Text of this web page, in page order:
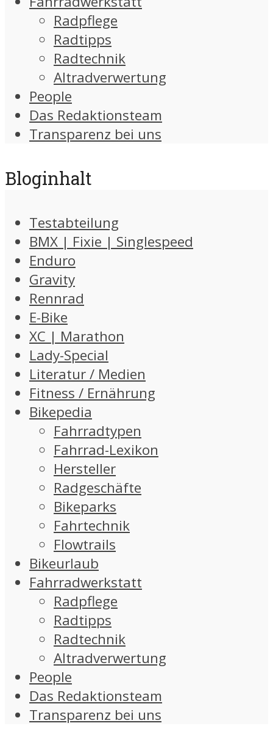
Radpflege
Radtipps
Radtechnik
Altradverwertung
People
Das Redaktionsteam
Transparenz bei uns
Bloginhalt
Testabteilung
BMX | Fixie | Singlespeed
Enduro
Gravity
Rennrad
E-Bike
XC | Marathon
Lady-Special
Literatur / Medien
Fitness / Ernährung
Bikepedia
Fahrradtypen
Fahrrad-Lexikon
Hersteller
Radgeschäfte
Bikeparks
Fahrtechnik
Flowtrails
Bikeurlaub
Fahrradwerkstatt
Radpflege
Radtipps
Radtechnik
Altradverwertung
People
Das Redaktionsteam
Transparenz bei uns